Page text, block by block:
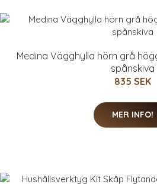
Medina Vägghylla hörn grå
spånskiva
835 SEK
MER INFO!